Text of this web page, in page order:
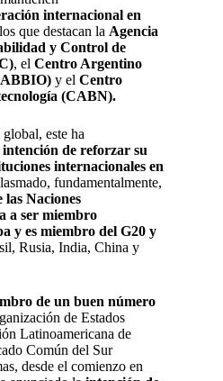
internacional en
que destacan la Agencia
y Control de
, el Centro Argentino
y el Centro
(CABN).
este ha
de reforzar su
internacionales en
fundamentalmente,
las Naciones
a ser miembro
y es miembro del G20 y
Rusia, India, China y
de un buen número
de Estados
Latinoamericana de
Común del Sur
desde el comienzo en